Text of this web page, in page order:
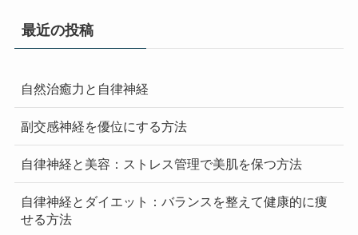
最近の投稿
自然治癒力と自律神経
副交感神経を優位にする方法
自律神経と美容：ストレス管理で美肌を保つ方法
自律神経とダイエット：バランスを整えて健康的に痩
せる方法